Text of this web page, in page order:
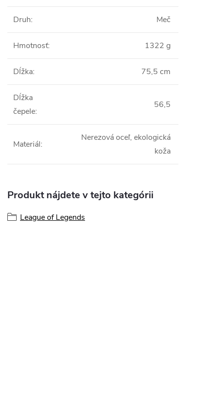
Druh: Meč
Hmotnosť: 1322 g
Dĺžka: 75,5 cm
Dĺžka
čepele:
56,5
Materiál:
Nerezová oceľ, ekologická
koža
Produkt nájdete v tejto kategórii
League of Legends